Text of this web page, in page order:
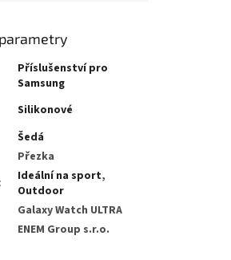
Příslušenství pro
Samsung
Silikonové
Šedá
Přezka
: Ideální na sport,
Outdoor
Galaxy Watch ULTRA
ENEM Group s.r.o.